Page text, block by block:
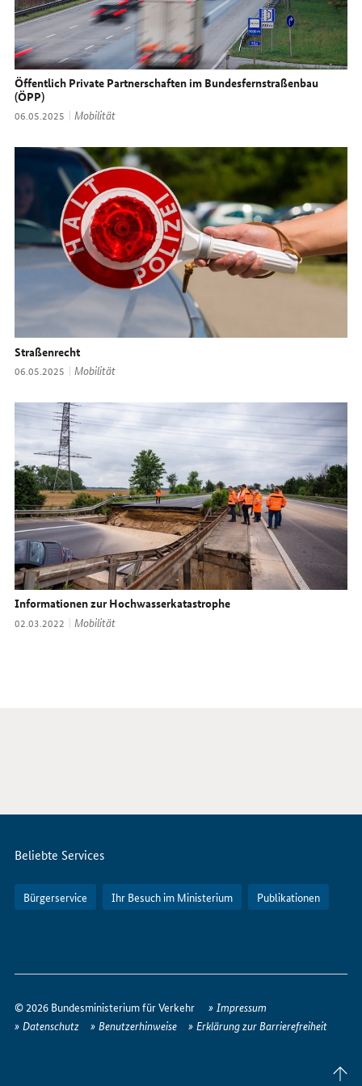
Öffentlich Private Partnerschaften im Bundesfernstraßenbau
(ÖPP)
Datum:
06.05.2025 Thema:
Mobilität
Straßenrecht
Datum:
06.05.2025 Thema:
Mobilität
Informationen zur Hochwasserkatastrophe
Datum:
02.03.2022 Thema:
Mobilität
Servicemenü
Beliebte Services
Bürgerservice Ihr Besuch im Ministerium Publikationen
erreichen
Sie
© 2026 Bundesministerium für Verkehr
Impressum
Datenschutz
Benutzerhinweise Erklärung zur Barrierefreiheit